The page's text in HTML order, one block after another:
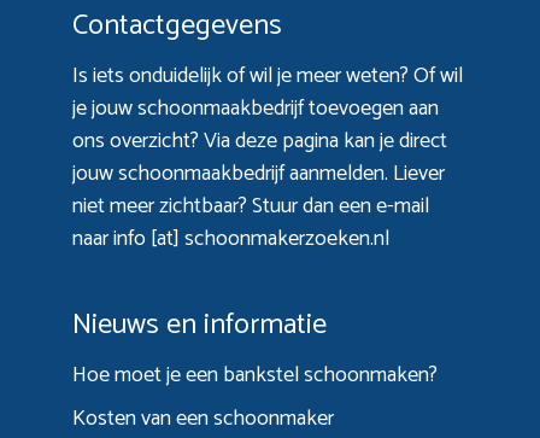
Contactgegevens
Is iets onduidelijk of wil je meer weten? Of wil
je jouw schoonmaakbedrijf toevoegen aan
ons overzicht? Viadeze paginakan je direct
jouw schoonmaakbedrijf aanmelden. Liever
niet meer zichtbaar? Stuur dan een e-mail
naar info [at] schoonmakerzoeken.nl
Nieuws en informatie
Hoe moet je een bankstel schoonmaken?
Kosten van een schoonmaker